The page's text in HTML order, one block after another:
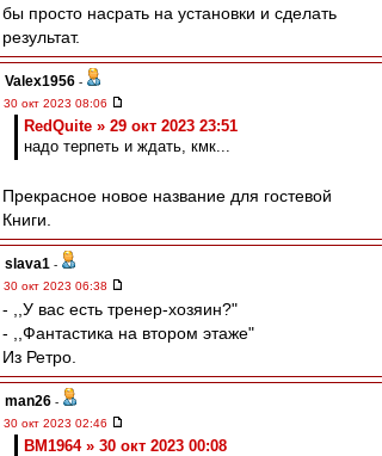
бы просто насрать на установки и сделать
результат.
Valex1956 -
30 окт 2023 08:06
RedQuite » 29 окт 2023 23:51
надо терпеть и ждать, кмк...
Прекрасное новое название для гостевой
Книги.
slava1 -
30 окт 2023 06:38
- ,,У вас есть тренер-хозяин?"
- ,,Фантастика на втором этаже"
Из Ретро.
man26 -
30 окт 2023 02:46
BM1964 » 30 окт 2023 00:08